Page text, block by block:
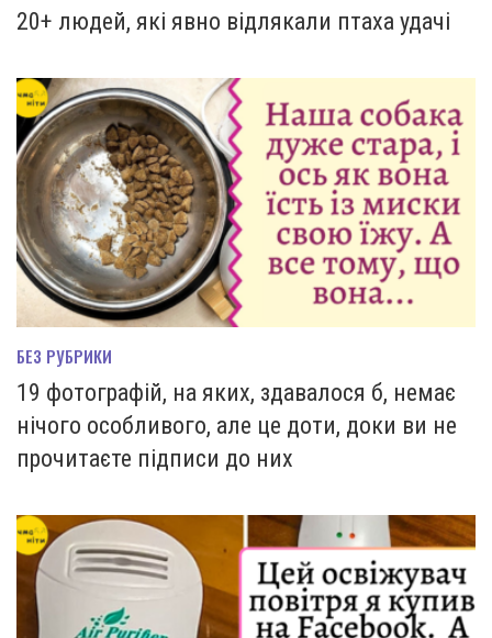
20+ людей, які явно відлякали птаха удачі
БЕЗ РУБРИКИ
19 фотографій, на яких, здавалося б, немає
нічого особливого, але це доти, доки ви не
прочитаєте підписи до них